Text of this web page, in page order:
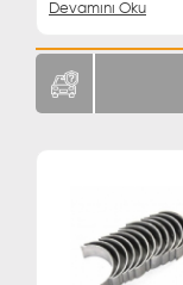
Devamını Oku